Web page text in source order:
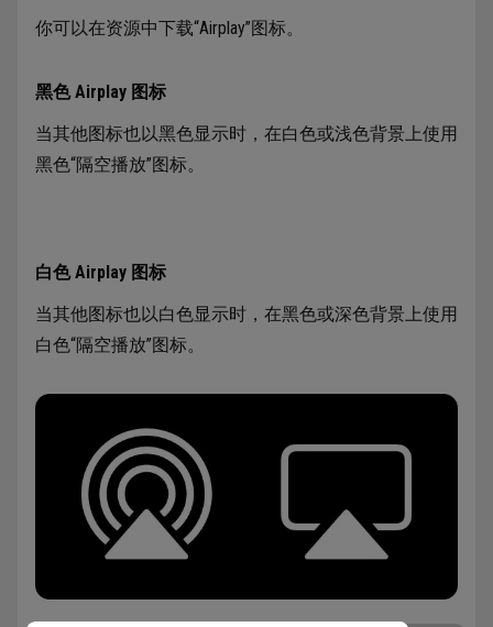
你可以在资源中下载“Airplay”图标。
黑色 Airplay 图标
当其他图标也以黑色显示时，在白色或浅色背景上使用
黑色“隔空播放”图标。
白色 Airplay 图标
当其他图标也以白色显示时，在黑色或深色背景上使用
白色“隔空播放”图标。